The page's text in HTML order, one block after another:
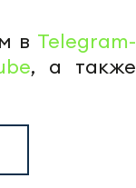
в Telegram-
, а также